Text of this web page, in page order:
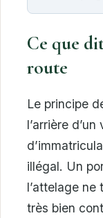
Ce que
route
Le principe
l’arrière
illégal. Un
l’attelage ne
très bien